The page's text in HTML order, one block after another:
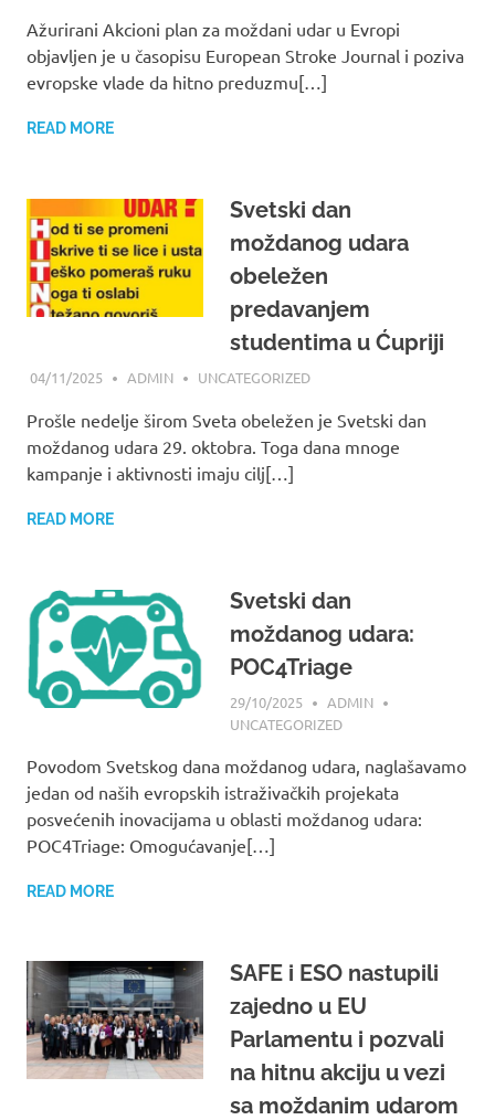
Ažurirani Akcioni plan za moždani udar u Evropi
objavljen je u časopisu European Stroke Journal i poziva
evropske vlade da hitno preduzmu[…]
READ MORE
Svetski dan
moždanog udara
obeležen
predavanjem
studentima u Ćupriji
04/11/2025 ADMIN UNCATEGORIZED
Prošle nedelje širom Sveta obeležen je Svetski dan
moždanog udara 29. oktobra. Toga dana mnoge
kampanje i aktivnosti imaju cilj[…]
READ MORE
Svetski dan
moždanog udara:
POC4Triage
29/10/2025
ADMIN
UNCATEGORIZED
Povodom Svetskog dana moždanog udara, naglašavamo
jedan od naših evropskih istraživačkih projekata
posvećenih inovacijama u oblasti moždanog udara:
POC4Triage: Omogućavanje[…]
READ MORE
SAFE i ESO nastupili
zajedno u EU
Parlamentu i pozvali
na hitnu akciju u vezi
sa moždanim udarom